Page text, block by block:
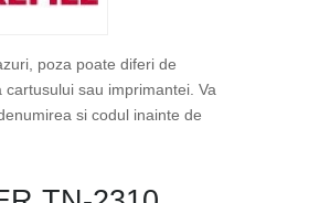
poza poate diferi de
cartusului sau imprimantei. Va
si codul inainte de